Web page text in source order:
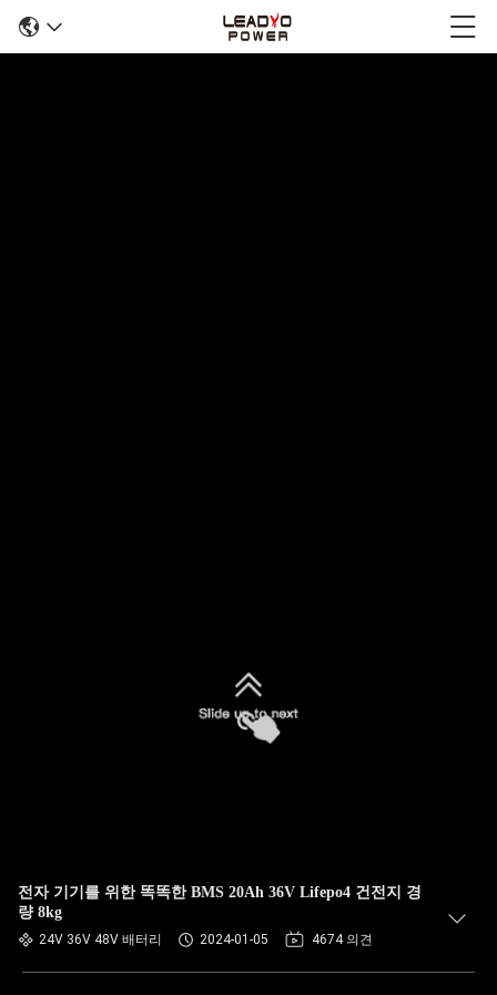
전자 기기를 위한 똑똑한 BMS 20Ah 36V Lifepo4 건전지 경
량 8kg
24V 36V 48V 배터리 2024-01-05 4674 의견